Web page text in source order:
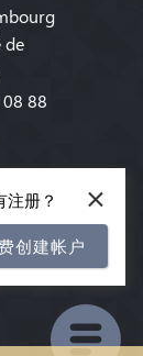
de
88
×
注册？
创建帐户